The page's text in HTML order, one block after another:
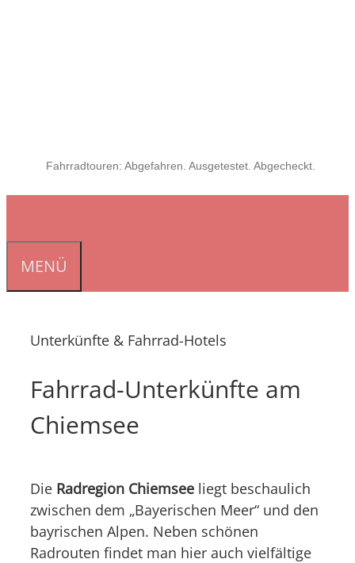
Fahrradtouren: Abgefahren. Ausgetestet. Abgecheckt.
MENÜ
Unterkünfte & Fahrrad-Hotels
Fahrrad-Unterkünfte am
Chiemsee
Die Radregion Chiemsee liegt beschaulich
zwischen dem „Bayerischen Meer“ und den
bayrischen Alpen. Neben schönen
Radrouten findet man hier auch vielfältige